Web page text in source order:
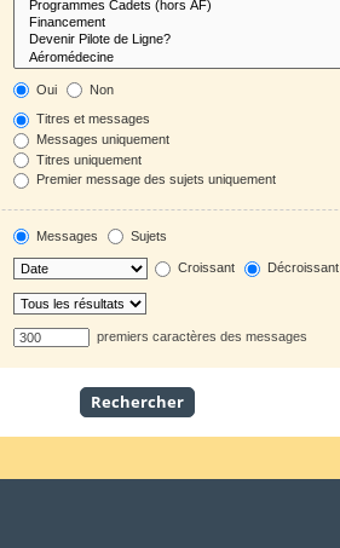
Oui Non
Titres et messages
Messages uniquement
Titres uniquement
Premier message des sujets uniquement
Messages Sujets
Croissant Décroissant
premiers caractères des messages